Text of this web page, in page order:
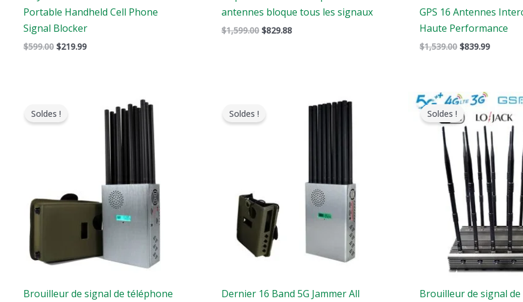
Portable Handheld Cell Phone
Signal Blocker
$599.00 $219.99
antennes bloque tous les signaux
$1,599.00 $829.88
GPS 16 Antennes
Haute Performance
$1,539.00 $839.99
Soldes !
Brouilleur de signal de téléphone
prix
actuel
$759.99.
Soldes !
Dernier 16 Band 5G Jammer All
prix
Soldes !
Brouilleur de signal
Gamme
de
prix
$729.99
à
$749.99